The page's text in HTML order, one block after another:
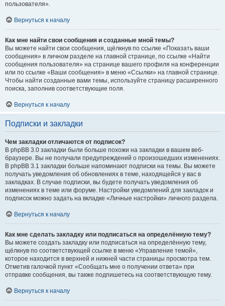
пользователя».
Вернуться к началу
Как мне найти свои сообщения и созданные мной темы?
Вы можете найти свои сообщения, щёлкнув по ссылке «Показать ваши
сообщения» в личном разделе на главной странице, по ссылке «Найти
сообщения пользователя» на странице вашего профиля на конференции
или по ссылке «Ваши сообщения» в меню «Ссылки» на главной странице.
Чтобы найти созданные вами темы, используйте страницу расширенного
поиска, заполнив соответствующие поля.
Вернуться к началу
Подписки и закладки
Чем закладки отличаются от подписок?
В phpBB 3.0 закладки были больше похожи на закладки в вашем веб-
браузере. Вы не получали предупреждений о произошедших изменениях.
В phpBB 3.1 закладки больше напоминают подписки на темы. Вы можете
получать уведомления об обновлениях в теме, находящейся у вас в
закладках. В случае подписки, вы будете получать уведомления об
изменениях в теме или форуме. Настройки уведомлений для закладок и
подписок можно задать на вкладке «Личные настройки» личного раздела.
Вернуться к началу
Как мне сделать закладку или подписаться на определённую тему?
Вы можете создать закладку или подписаться на определённую тему,
щёлкнув по соответствующей ссылке в меню «Управление темой»,
которое находится в верхней и нижней части страницы просмотра тем.
Отметив галочкой пункт «Сообщать мне о получении ответа» при
отправке сообщения, вы также подпишетесь на соответствующую тему.
Вернуться к началу